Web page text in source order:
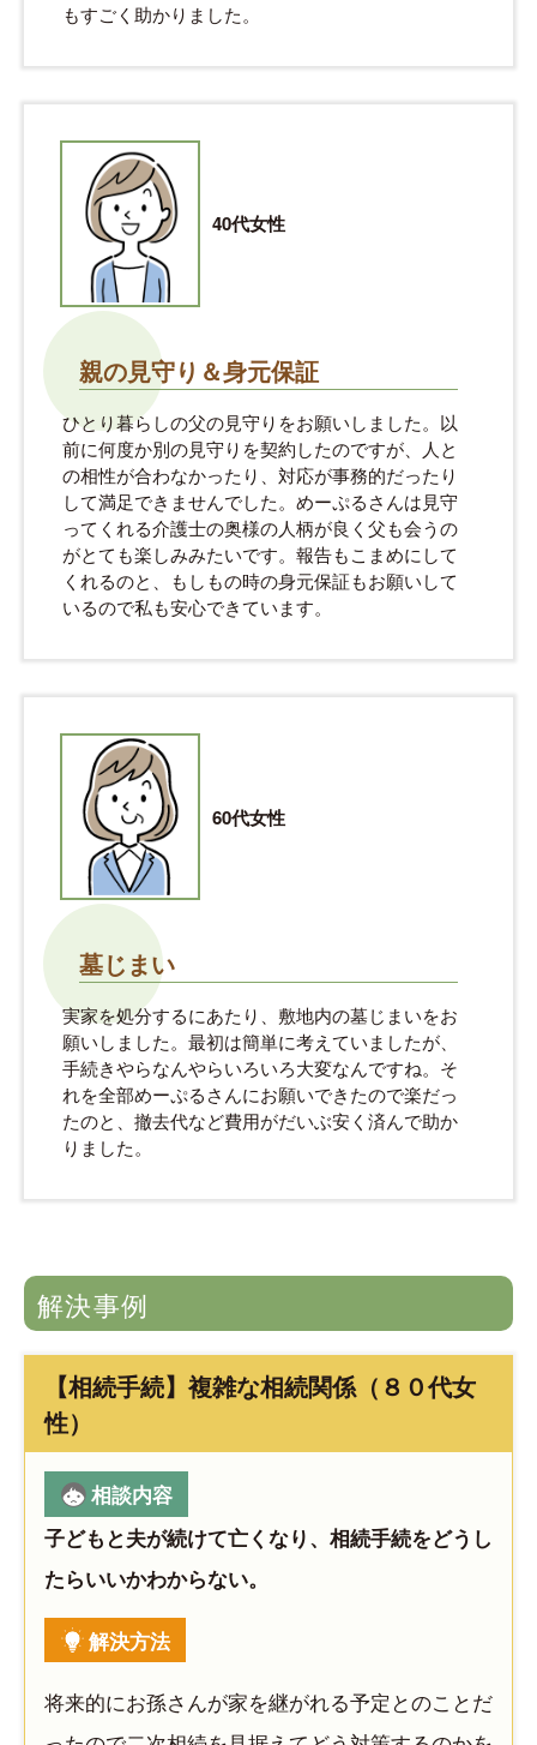
もすごく助かりました。
40代女性
親の見守り＆身元保証
ひとり暮らしの父の見守りをお願いしました。以
前に何度か別の見守りを契約したのですが、人と
の相性が合わなかったり、対応が事務的だったり
して満足できませんでした。めーぷるさんは見守
ってくれる介護士の奥様の人柄が良く父も会うの
がとても楽しみみたいです。報告もこまめにして
くれるのと、もしもの時の身元保証もお願いして
いるので私も安心できています。
60代女性
墓じまい
実家を処分するにあたり、敷地内の墓じまいをお
願いしました。最初は簡単に考えていましたが、
手続きやらなんやらいろいろ大変なんですね。そ
れを全部めーぷるさんにお願いできたので楽だっ
たのと、撤去代など費用がだいぶ安く済んで助か
りました。
解決事例
【相続手続】複雑な相続関係（８０代女
性）
相談内容
子どもと夫が続けて亡くなり、相続手続をどうし
たらいいかわからない。
解決方法
将来的にお孫さんが家を継がれる予定とのことだ